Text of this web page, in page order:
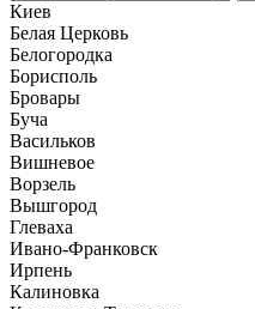
Киев
Белая Церковь
Белогородка
Борисполь
Бровары
Буча
Васильков
Вишневое
Ворзель
Вышгород
Глеваха
Ивано-Франковск
Ирпень
Калиновка